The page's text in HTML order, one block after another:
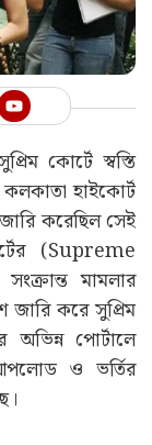
কোর্টে স্বস্তি
হাইকোর্ট
করেছিল সেই
(Supreme
মামলার
জারি করে সুপ্রিম
পোর্টালে
ও ভর্তির